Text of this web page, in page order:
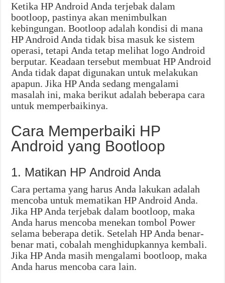
Ketika HP Android Anda terjebak dalam
bootloop, pastinya akan menimbulkan
kebingungan. Bootloop adalah kondisi di mana
HP Android Anda tidak bisa masuk ke sistem
operasi, tetapi Anda tetap melihat logo Android
berputar. Keadaan tersebut membuat HP Android
Anda tidak dapat digunakan untuk melakukan
apapun. Jika HP Anda sedang mengalami
masalah ini, maka berikut adalah beberapa cara
untuk memperbaikinya.
Cara Memperbaiki HP
Android yang Bootloop
1. Matikan HP Android Anda
Cara pertama yang harus Anda lakukan adalah
mencoba untuk mematikan HP Android Anda.
Jika HP Anda terjebak dalam bootloop, maka
Anda harus mencoba menekan tombol Power
selama beberapa detik. Setelah HP Anda benar-
benar mati, cobalah menghidupkannya kembali.
Jika HP Anda masih mengalami bootloop, maka
Anda harus mencoba cara lain.